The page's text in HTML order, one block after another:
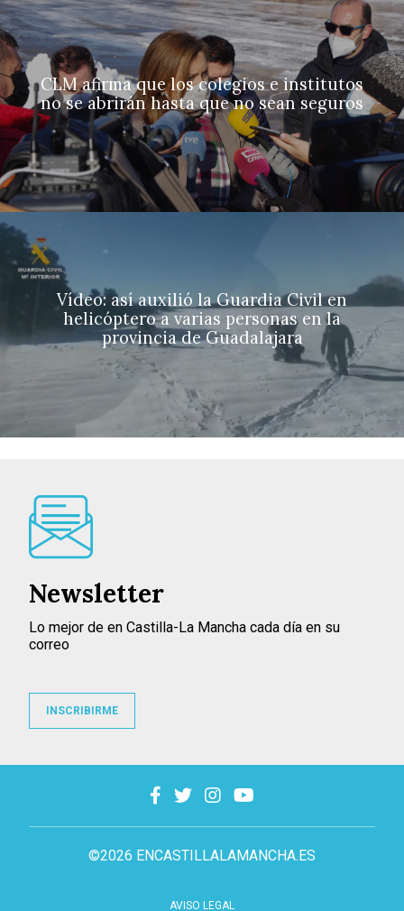
CLM afirma que los colegios e institutos
no se abrirán hasta que no sean seguros
Vídeo: así auxilió la Guardia Civil en
helicóptero a varias personas en la
provincia de Guadalajara
©2026 ENCASTILLALAMANCHA.ES
AVISO LEGAL
Newsletter
Lo mejor de en Castilla-La Mancha cada día en su
correo
INSCRIBIRME